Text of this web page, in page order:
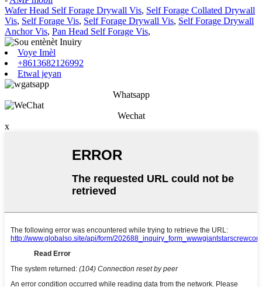
Wafer Head Self Forage Drywall Vis, Self Forage Collated Drywall
Vis, Self Forage Vis, Self Forage Drywall Vis, Self Forage Drywall
Anchor Vis, Pan Head Self Forage Vis,
Voye Imèl
+8613682126992
Etwal jeyan
Whatsapp
Wechat
x